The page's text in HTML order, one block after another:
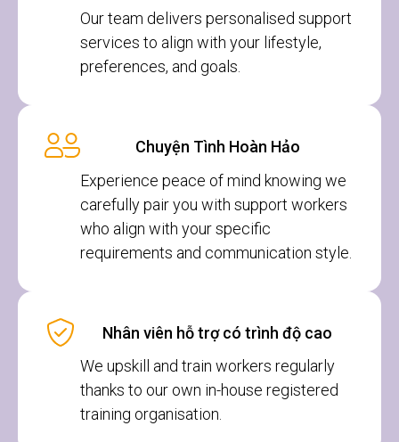
Our team delivers personalised support
services to align with your lifestyle,
preferences, and goals.
Chuyện Tình Hoàn Hảo
Experience peace of mind knowing we
carefully pair you with support workers
who align with your specific
requirements and communication style.
Nhân viên hỗ trợ có trình độ cao
We upskill and train workers regularly
thanks to our own in-house registered
training organisation.